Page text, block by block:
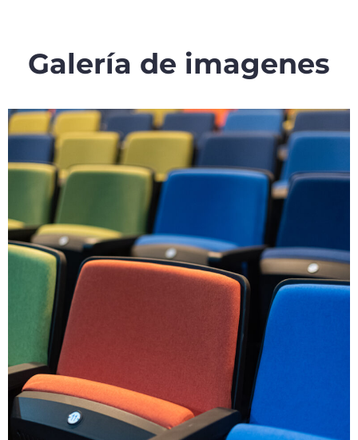
Galería de imagenes